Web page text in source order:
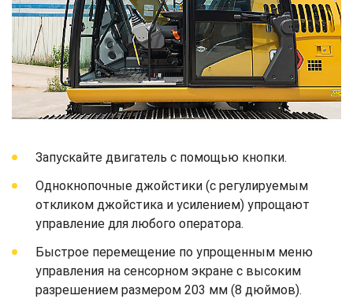
Запускайте двигатель с помощью кнопки.
Однокнопочные джойстики (с регулируемым
откликом джойстика и усилением) упрощают
управление для любого оператора.
Быстрое перемещение по упрощенным меню
управления на сенсорном экране с высоким
разрешением размером 203 мм (8 дюймов).